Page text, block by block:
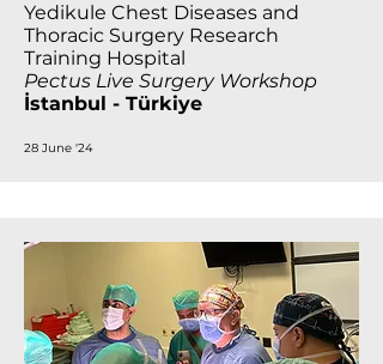
Yedikule Chest Diseases and
Thoracic Surgery Research
Training Hospital
Pectus Live Surgery Workshop
İstanbul - Türkiye
28 June '24